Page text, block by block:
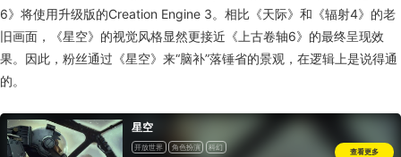
6》将使用升级版的Creation Engine 3。相比《天际》和《辐射4》的老
旧画面，《星空》的视觉风格显然更接近《上古卷轴6》的最终呈现效
果。因此，粉丝通过《星空》来“脑补”落锤省的景观，在逻辑上是说得通
的。
星空
开放世界 角色扮演 科幻 查看更多